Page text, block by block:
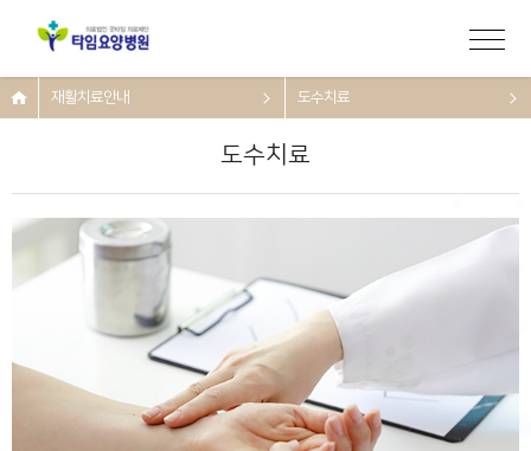
재활치료안내 도수치료
도수치료